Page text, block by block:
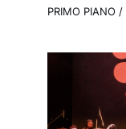
PRIMO PIANO /